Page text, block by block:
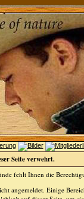
Seite verwehrt.
fehlt Ihnen die
angemeldet. Einige